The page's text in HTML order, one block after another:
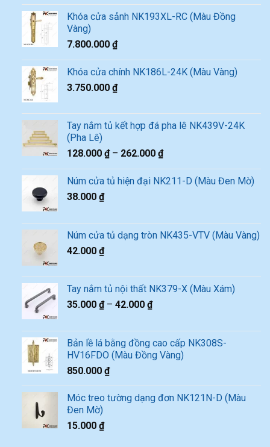
Khóa cửa sảnh NK193XL-RC (Màu Đồng
Vàng)
7.800.000 ₫
Khóa cửa chính NK186L-24K (Màu Vàng)
3.750.000 ₫
Tay nắm tủ kết hợp đá pha lê NK439V-24K
(Pha Lê)
128.000 ₫– 262.000 ₫
Núm cửa tủ hiện đại NK211-D (Màu Đen Mờ)
38.000 ₫
Núm cửa tủ dạng tròn NK435-VTV (Màu Vàng)
42.000 ₫
Tay nắm tủ nội thất NK379-X (Màu Xám)
35.000 ₫– 42.000 ₫
Bản lề lá bằng đồng cao cấp NK308S-
HV16FDO (Màu Đồng Vàng)
850.000 ₫
Móc treo tường dạng đơn NK121N-D (Màu
Đen Mờ)
15.000 ₫